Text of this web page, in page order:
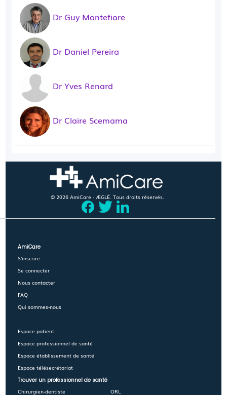
Dr Guy Montefiore
Dr Daniel Pereira
Dr Yves Renard
Dr Claire Scemama
© 2026 AmiCare - ÆGLÉ. Tous droits réservés.
AmiCare
S'inscrire
Se connecter
Nous contacter
FAQ
Qui sommes-nous
Espace patient
Espace professionnel de santé
Espace établissement de santé
Espace télésecrétariat
Trouver un professionnel de santé
Chirurgien-dentiste
ORL